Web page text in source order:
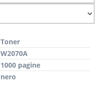
Toner
W2070A
1000 pagine
nero